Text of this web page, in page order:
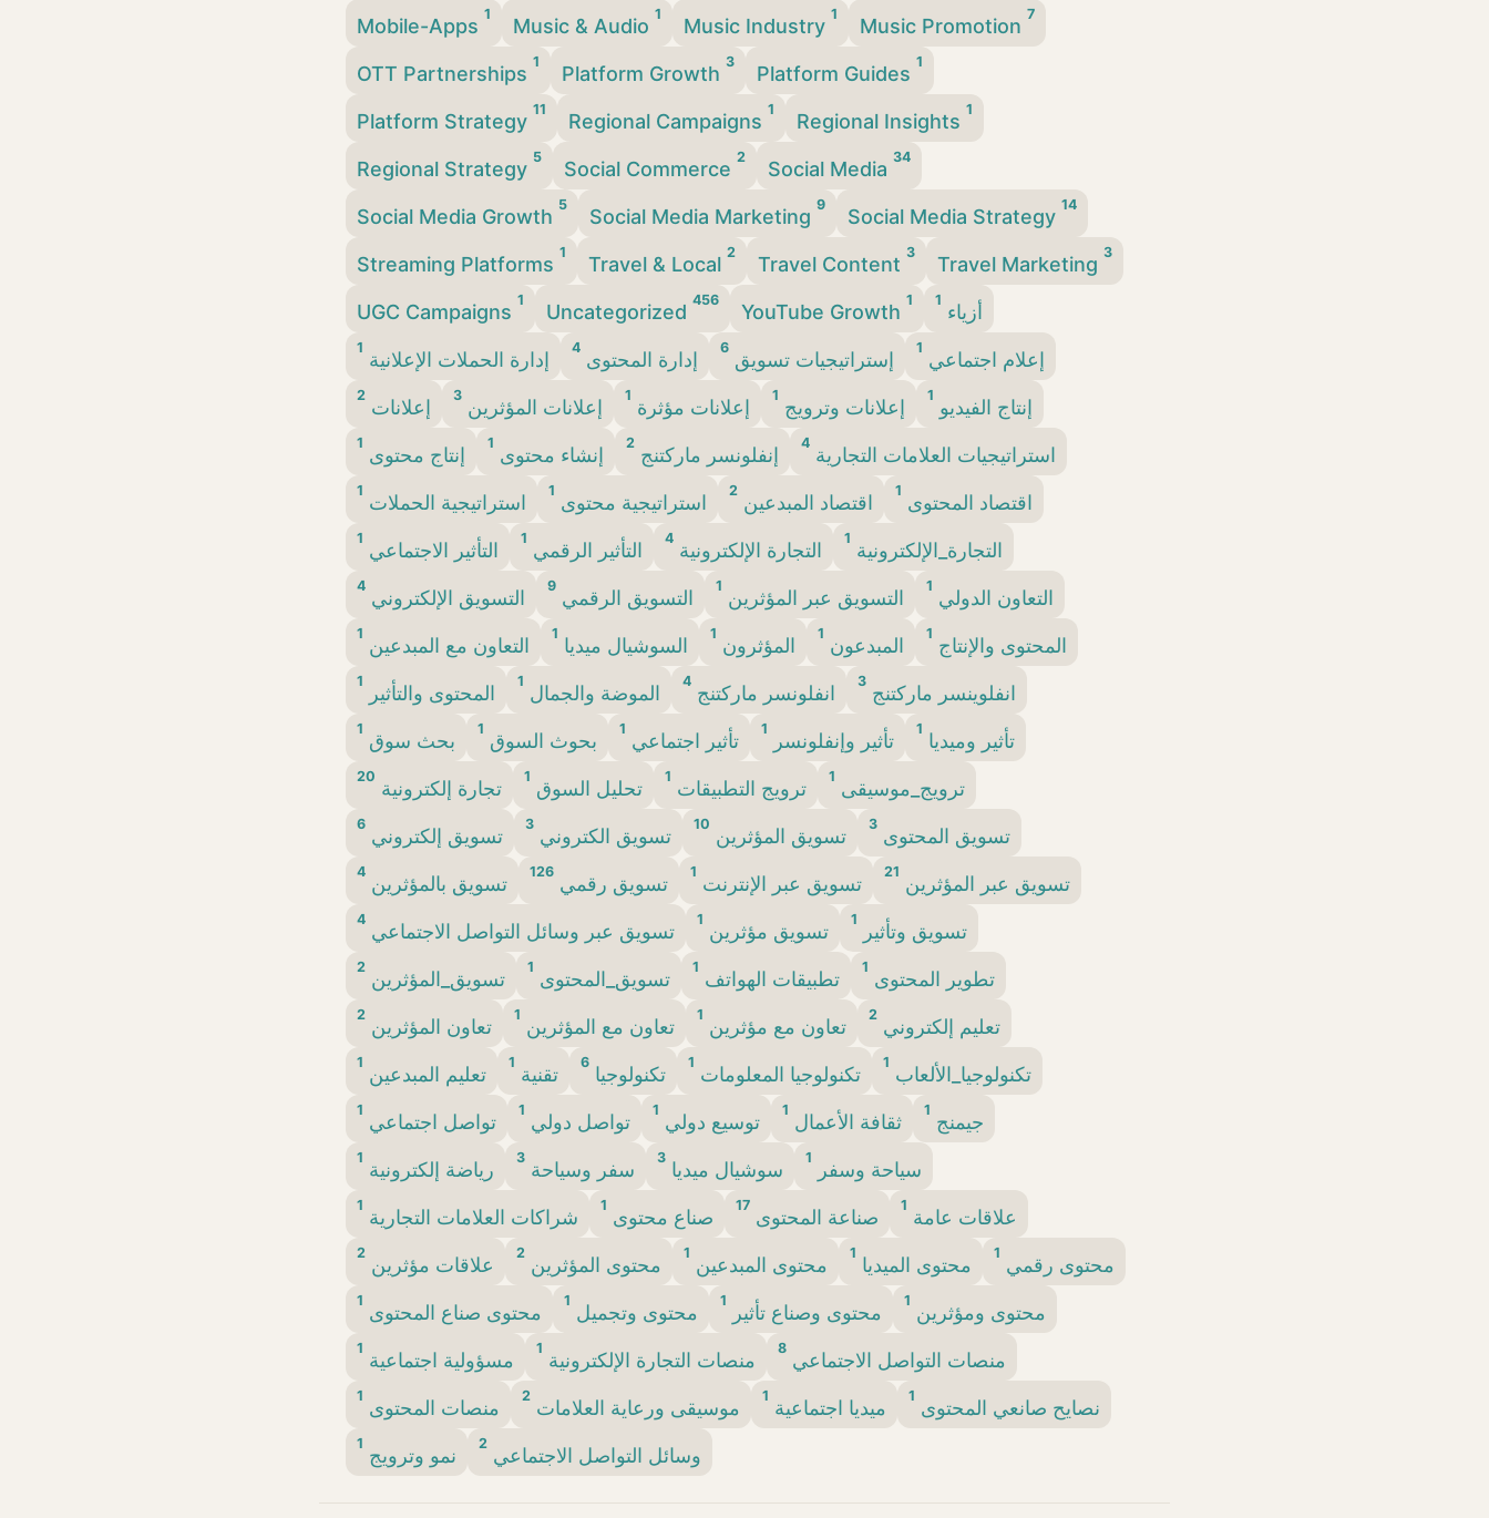
Mobile-Apps
1
Music & Audio
1
Music Industry
1
Music Promotion
7
OTT Partnerships
1
Platform Growth
3
Platform Guides
1
Platform Strategy
11
Regional Campaigns
1
Regional Insights
1
Regional Strategy
5
Social Commerce
2
Social Media
34
Social Media Growth
5
Social Media Marketing
9
Social Media Strategy
14
Streaming Platforms
1
Travel & Local
2
Travel Content
3
Travel Marketing
3
UGC Campaigns
1
Uncategorized
456
YouTube Growth
1
أزياء
1
إدارة الحملات الإعلانية
1
إدارة المحتوى
4
إستراتيجيات تسويق
6
إعلام اجتماعي
1
إعلانات
2
إعلانات المؤثرين
3
إعلانات مؤثرة
1
إعلانات وترويج
1
إنتاج الفيديو
1
إنتاج محتوى
1
إنشاء محتوى
1
إنفلونسر ماركتنج
2
استراتيجيات العلامات التجارية
4
استراتيجية الحملات
1
استراتيجية محتوى
1
اقتصاد المبدعين
2
اقتصاد المحتوى
1
التأثير الاجتماعي
1
التأثير الرقمي
1
التجارة الإلكترونية
4
التجارة_الإلكترونية
1
التسويق الإلكتروني
4
التسويق الرقمي
9
التسويق عبر المؤثرين
1
التعاون الدولي
1
التعاون مع المبدعين
1
السوشيال ميديا
1
المؤثرون
1
المبدعون
1
المحتوى والإنتاج
1
المحتوى والتأثير
1
الموضة والجمال
1
انفلونسر ماركتنج
4
انفلوينسر ماركتنج
3
بحث سوق
1
بحوث السوق
1
تأثير اجتماعي
1
تأثير وإنفلونسر
1
تأثير وميديا
1
تجارة إلكترونية
20
تحليل السوق
1
ترويج التطبيقات
1
ترويج_موسيقى
1
تسويق إلكتروني
6
تسويق الكتروني
3
تسويق المؤثرين
10
تسويق المحتوى
3
تسويق بالمؤثرين
4
تسويق رقمي
126
تسويق عبر الإنترنت
1
تسويق عبر المؤثرين
21
تسويق عبر وسائل التواصل الاجتماعي
4
تسويق مؤثرين
1
تسويق وتأثير
1
تسويق_المؤثرين
2
تسويق_المحتوى
1
تطبيقات الهواتف
1
تطوير المحتوى
1
تعاون المؤثرين
2
تعاون مع المؤثرين
1
تعاون مع مؤثرين
1
تعليم إلكتروني
2
تعليم المبدعين
1
تقنية
1
تكنولوجيا
6
تكنولوجيا المعلومات
1
تكنولوجيا_الألعاب
1
تواصل اجتماعي
1
تواصل دولي
1
توسيع دولي
1
ثقافة الأعمال
1
جيمنج
1
رياضة إلكترونية
1
سفر وسياحة
3
سوشيال ميديا
3
سياحة وسفر
1
شراكات العلامات التجارية
1
صناع محتوى
1
صناعة المحتوى
17
علاقات عامة
1
علاقات مؤثرين
2
محتوى المؤثرين
2
محتوى المبدعين
1
محتوى الميديا
1
محتوى رقمي
1
محتوى صناع المحتوى
1
محتوى وتجميل
1
محتوى وصناع تأثير
1
محتوى ومؤثرين
1
مسؤولية اجتماعية
1
منصات التجارة الإلكترونية
1
منصات التواصل الاجتماعي
8
منصات المحتوى
1
موسيقى ورعاية العلامات
2
ميديا اجتماعية
1
نصايح صانعي المحتوى
1
نمو وترويج
1
وسائل التواصل الاجتماعي
2